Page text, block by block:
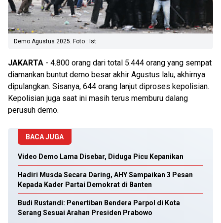
Demo Agustus 2025. Foto : Ist
JAKARTA - 4.800 orang dari total 5.444 orang yang sempat
diamankan buntut demo besar akhir Agustus lalu, akhirnya
dipulangkan. Sisanya, 644 orang lanjut diproses kepolisian.
Kepolisian juga saat ini masih terus memburu dalang
perusuh demo.
BACA JUGA
Video Demo Lama Disebar, Diduga Picu Kepanikan
Hadiri Musda Secara Daring, AHY Sampaikan 3 Pesan
Kepada Kader Partai Demokrat di Banten
Budi Rustandi: Penertiban Bendera Parpol di Kota
Serang Sesuai Arahan Presiden Prabowo